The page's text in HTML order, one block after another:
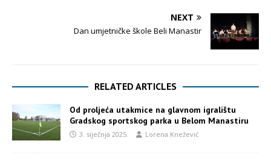
NEXT
Dan umjetničke škole Beli Manastir
RELATED ARTICLES
Od proljeća utakmice na glavnom igralištu
Gradskog sportskog parka u Belom Manastiru
3. siječnja 2025. Lorena Knežević